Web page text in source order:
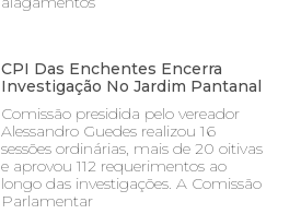
CPI Das Enchentes Encerra
Investigação No Jardim Pantanal
Comissão presidida pelo vereador
Alessandro Guedes realizou 16
sessões ordinárias, mais de 20 oitivas
e aprovou 112 requerimentos ao
longo das investigações. A Comissão
Parlamentar